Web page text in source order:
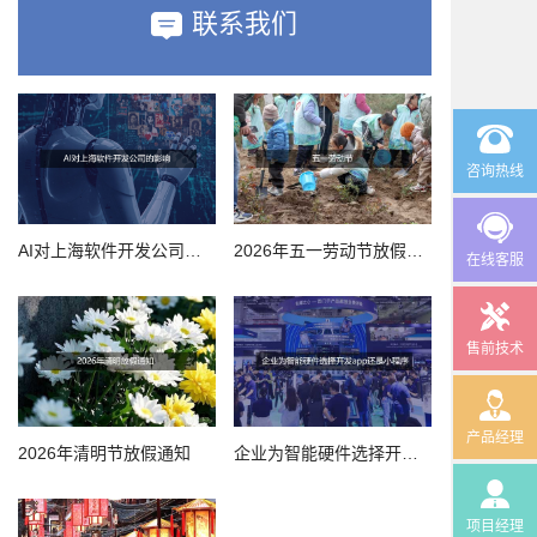
联系我们
2026年清明节放假通知 企业为智能硬件选择开发app还是小程序
咨询热线
在线客服
售前技术
产品经理
项目经理